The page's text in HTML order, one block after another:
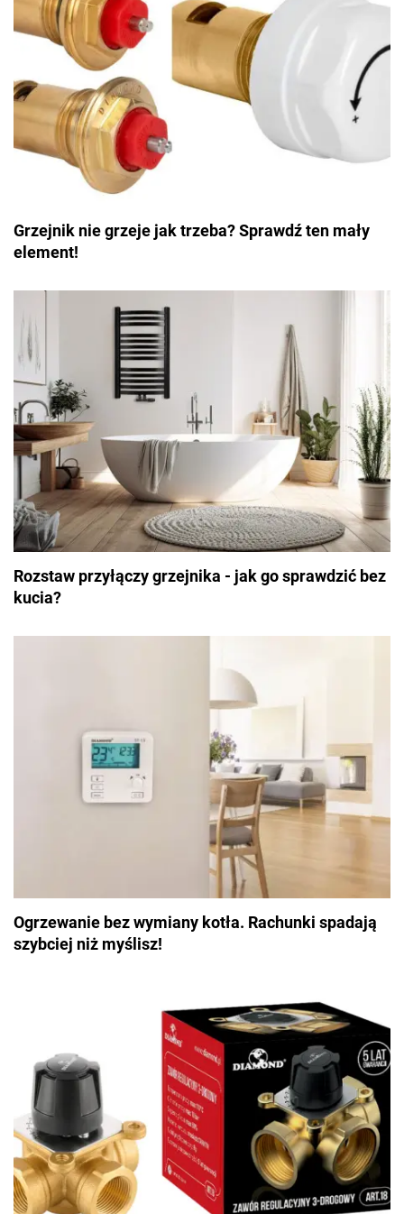
Grzejnik nie grzeje jak trzeba? Sprawdź ten mały
element!
Rozstaw przyłączy grzejnika - jak go sprawdzić bez
kucia?
Ogrzewanie bez wymiany kotła. Rachunki spadają
szybciej niż myślisz!